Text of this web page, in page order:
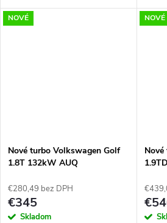
NOVÉ
Nové turbo Volkswagen Golf
1.8T 132kW AUQ
€280,49 bez DPH
€345
Skladom
NOVÉ